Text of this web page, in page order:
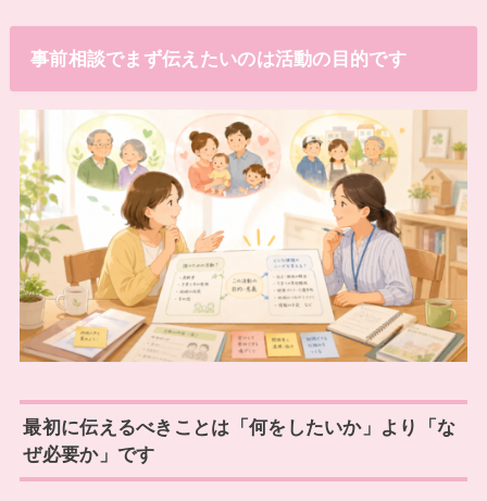
事前相談でまず伝えたいのは活動の目的です
最初に伝えるべきことは「何をしたいか」より「な
ぜ必要か」です